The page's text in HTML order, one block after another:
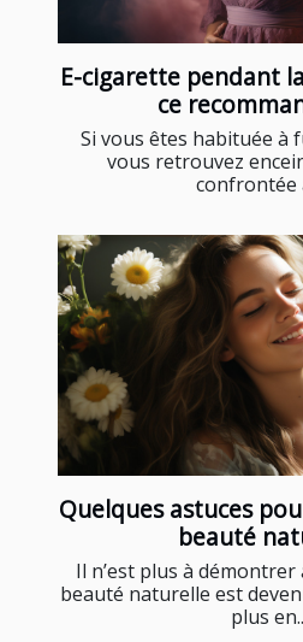
E-cigarette pendant
ce
Si vous êtes habituée à
vous retrouvez
confrontée
Quelques astuces
beauté
Il n’est plus à démontrer
beauté naturelle est
plus